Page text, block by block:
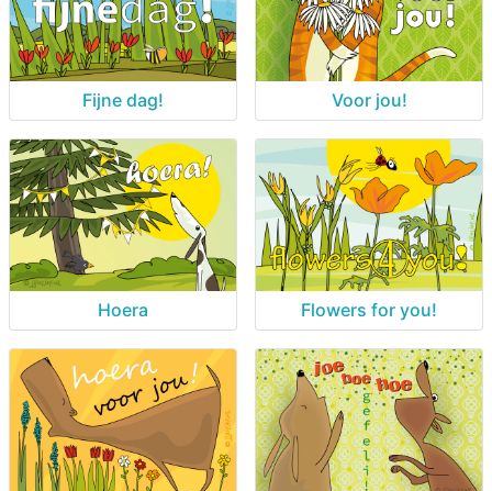
Fijne dag! Voor jou!
Hoera Flowers for you!